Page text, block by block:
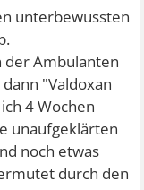
unterbewussten
der Ambulanten
"Valdoxan
4 Wochen
unaufgeklärten
noch etwas
durch den